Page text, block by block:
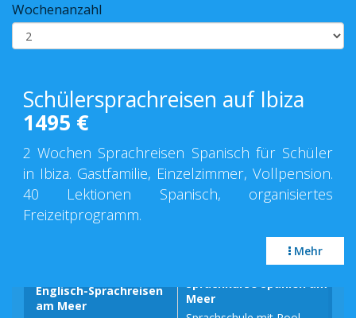
Wochenanzahl
Schülersprachreisen auf Ibiza
1495 €
2 Wochen Sprachreisen Spanisch für Schüler
in Ibiza. Gastfamilie, Einzelzimmer, Vollpension.
40 Lektionen Spanisch, organisiertes
Freizeitprogramm.
Mehr
Englisch-Sprachreisen
am Meer
Sprachkurse Spanien am
Meer